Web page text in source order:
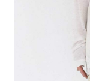
2.透過簡訊連結打開
帳／街口支付／iPASS
1.本服務係由「台灣大
用戶於交易時，得透
買賣價金債權讓與本
１．於結帳方式選擇
結帳頁面，進行簡訊
２．訂單成立數日內，
３．收到繳費通知簡
ATM／網路銀行／等
※ 請注意：結帳手續
購買商品的店家。未
每筆NT$80，滿
每筆NT$80，滿